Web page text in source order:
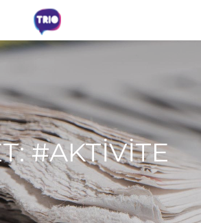
#AKTIVITE